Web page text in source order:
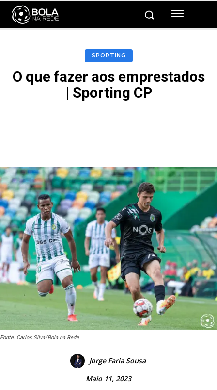
SPORTING
O que fazer aos emprestados
| Sporting CP
Fonte: Carlos Silva/Bola na Rede
Jorge Faria Sousa
Maio 11, 2023